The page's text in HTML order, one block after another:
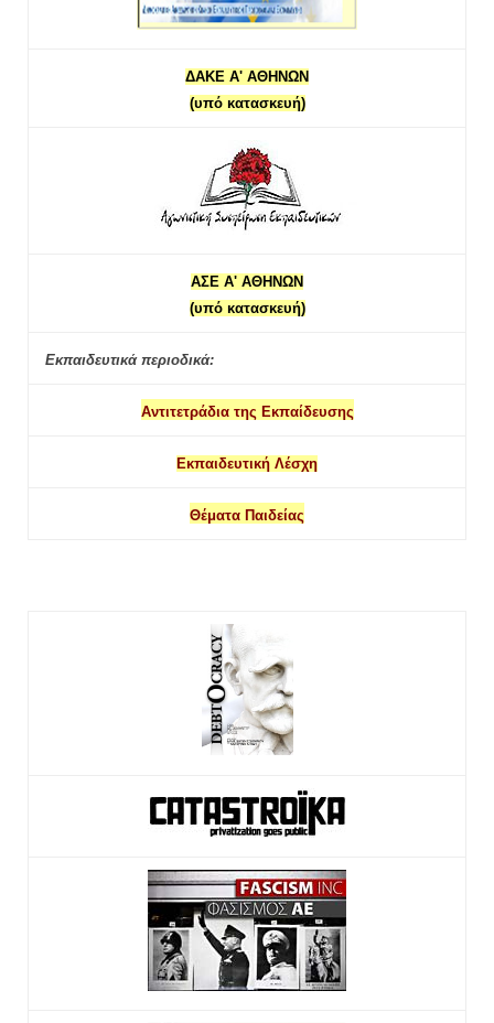
ΔΑΚΕ Α' ΑΘΗΝΩΝ
(υπό κατασκευή)
ΑΣΕ Α' ΑΘΗΝΩΝ
(υπό κατασκευή)
Εκπαιδευτικά περιοδικά:
Αντιτετράδια της Εκπαίδευσης
Εκπαιδευτική Λέσχη
Θέματα Παιδείας